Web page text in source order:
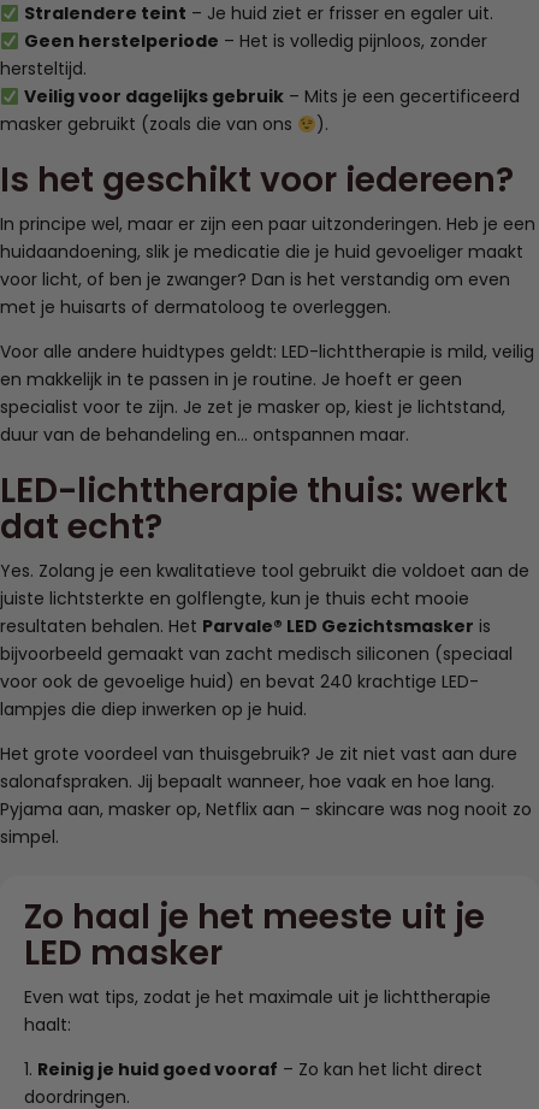
Stralendere teint – Je huid ziet er frisser en egaler uit.
Geen herstelperiode – Het is volledig pijnloos, zonder
hersteltijd.
Veilig voor dagelijks gebruik– Mits je een gecertificeerd
masker gebruikt (zoals die van ons
).
Is het geschikt voor iedereen?
In principe wel, maar er zijn een paar uitzonderingen. Heb je een
huidaandoening, slik je medicatie die je huid gevoeliger maakt
voor licht, of ben je zwanger? Dan is het verstandig om even
met je huisarts of dermatoloog te overleggen.
Voor alle andere huidtypes geldt: LED-lichttherapie is mild, veilig
en makkelijk in te passen in je routine. Je hoeft er geen
specialist voor te zijn. Je zet je masker op, kiest je lichtstand,
duur van de behandeling en… ontspannen maar.
LED-lichttherapie thuis: werkt
dat echt?
Yes. Zolang je een kwalitatieve tool gebruikt die voldoet aan de
juiste lichtsterkte en golflengte, kun je thuis echt mooie
resultaten behalen. Het Parvale® LED Gezichtsmasker is
bijvoorbeeld gemaakt van zacht medisch siliconen (speciaal
voor ook de gevoelige huid) en bevat 240 krachtige LED-
lampjes die diep inwerken op je huid.
Het grote voordeel van thuisgebruik? Je zit niet vast aan dure
salonafspraken. Jij bepaalt wanneer, hoe vaak en hoe lang.
Pyjama aan, masker op, Netflix aan – skincare was nog nooit zo
simpel.
Zo haal je het meeste uit je
LED masker
Even wat tips, zodat je het maximale uit je lichttherapie
haalt:
1. Reinig je huid goed vooraf – Zo kan het licht direct
doordringen.